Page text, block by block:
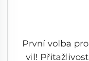
První volba
vil!